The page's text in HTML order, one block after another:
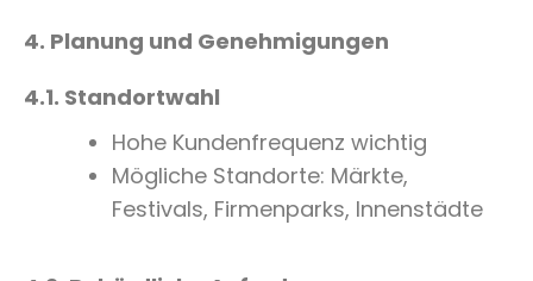
4. Planung und Genehmigungen
4.1. Standortwahl
Hohe Kundenfrequenz wichtig
Mögliche Standorte: Märkte,
Festivals, Firmenparks, Innenstädte